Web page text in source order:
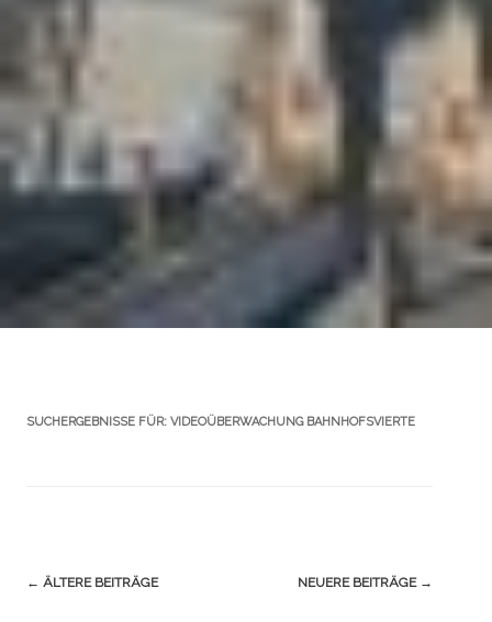
SUCHERGEBNISSE FÜR: VIDEOÜBERWACHUNG BAHNHOFSVIERTE
Navigation
← ÄLTERE BEITRÄGE NEUERE BEITRÄGE →